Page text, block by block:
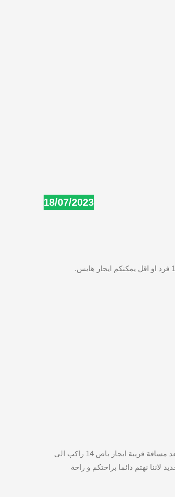
18/07/2023
لذلك انت علي بعد مسافة قريبة ايجار باص 14 راكب الى
بسقف عالي الشكل الجديد لاننا نهتم دائما براحتكم و راحة